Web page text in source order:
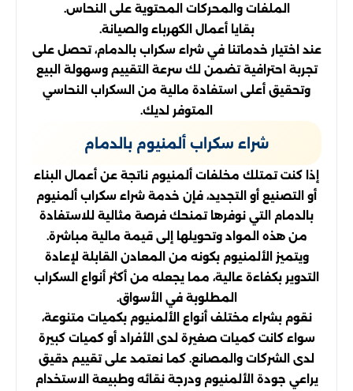
الملفات والمحركات المحتوية على النحاس.
بقايا أعمال الكهرباء والصيانة.
عند اختيار خدماتنا في شراء سكراب بالدمام، تحصل على
تجربة احترافية تضمن لك سرعة التقييم وسهولة البيع
وتحقيق أعلى استفادة مالية من السكراب النحاسي
المتوفر لديك.
شراء سكراب ألمنيوم بالدمام
إذا كنت تمتلك مخلفات ألمنيوم ناتجة عن أعمال البناء
أو التصنيع أو التجديد، فإن خدمة شراء سكراب ألمنيوم
بالدمام التي نوفرها تمنحك فرصة مثالية للاستفادة
من هذه المواد وتحويلها إلى قيمة مالية مباشرة.
ويتميز الألمنيوم بكونه من المعادن القابلة لإعادة
التدوير بكفاءة عالية، مما يجعله من أكثر أنواع السكراب
المطلوبة في الأسواق.
نقوم بشراء مختلف أنواع الألمنيوم بكميات متنوعة،
سواء كانت كميات صغيرة لدى الأفراد أو كميات كبيرة
لدى الشركات والمصانع. كما نعتمد على تقييم دقيق
يراعي جودة الألمنيوم ودرجة نقائه وطبيعة الاستخدام